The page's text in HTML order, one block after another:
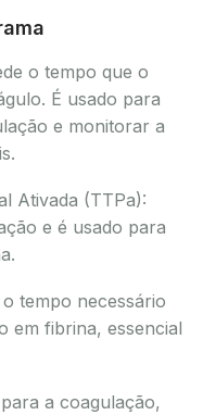
o tempo que o
É usado para
e monitorar a
Ativada (TTPa):
e é usado para
tempo necessário
em fibrina, essencial
a coagulação,